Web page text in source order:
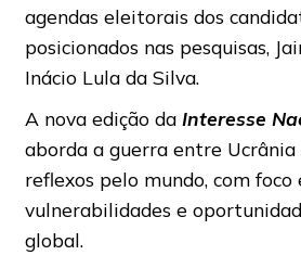
agendas eleitorais dos
posicionados nas pesquisas,
Inácio Lula da Silva.
A nova edição da Interesse
aborda a guerra entre Ucrânia
reflexos pelo mundo, com foco
vulnerabilidades e
global.